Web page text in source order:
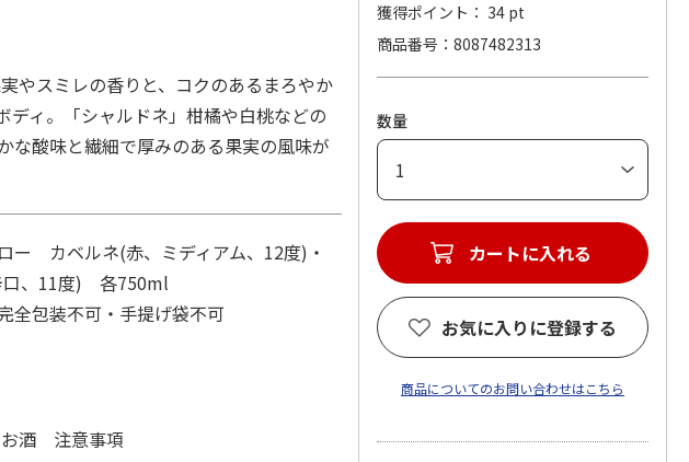
やスミレの香りと、コクのあるまろやか
ディ。「シャルドネ」柑橘や白桃などの
な酸味と繊細で厚みのある果実の風味が
カベルネ(赤、ミディアム、12度)・
口、11度) 各750ml
包装不可・手提げ袋不可
酒 注意事項
獲得ポイント： 34 pt
商品番号
8087482313
数量
カートに入れる
お気に入りに登録する
商品についてのお問い合わせはこちら